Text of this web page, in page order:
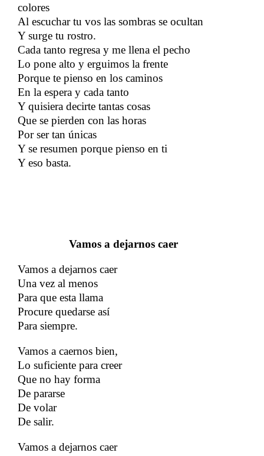
colores
Al escuchar tu vos las sombras se ocultan
Y surge tu rostro.
Cada tanto regresa y me llena el pecho
Lo pone alto y erguimos la frente
Porque te pienso en los caminos
En la espera y cada tanto
Y quisiera decirte tantas cosas
Que se pierden con las horas
Por ser tan únicas
Y se resumen porque pienso en ti
Y eso basta.
Vamos a dejarnos caer
Vamos a dejarnos caer
Una vez al menos
Para que esta llama
Procure quedarse así
Para siempre.
Vamos a caernos bien,
Lo suficiente para creer
Que no hay forma
De pararse
De volar
De salir.
Vamos a dejarnos caer